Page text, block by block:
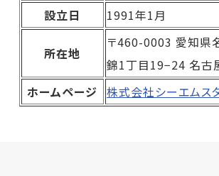
設立日
1991年1月
所在地
〒460-0003 愛知県
錦1丁目19−24 名古
ホームページ 株式会社シーエムス